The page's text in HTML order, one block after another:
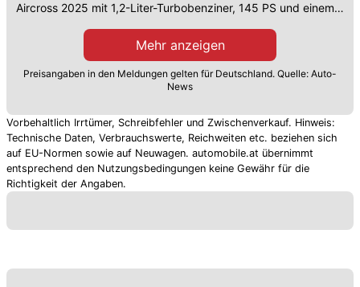
Aircross 2025 mit 1,2-Liter-Turbobenziner, 145 PS und einem
Mehr anzeigen
Preisangaben in den Meldungen gelten für Deutschland. Quelle: Auto-
News
Vorbehaltlich Irrtümer, Schreibfehler und Zwischenverkauf. Hinweis:
Technische Daten, Verbrauchswerte, Reichweiten etc. beziehen sich
auf EU-Normen sowie auf Neuwagen. automobile.at übernimmt
entsprechend den Nutzungsbedingungen keine Gewähr für die
Richtigkeit der Angaben.